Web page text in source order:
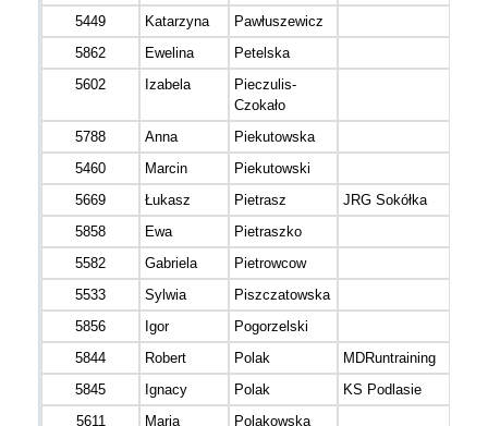
5449
Katarzyna
Pawłuszewicz
5862
Ewelina
Petelska
5602
Izabela
Pieczulis-
Czokało
5788
Anna
Piekutowska
5460
Marcin
Piekutowski
5669
Łukasz Pietrasz
JRG Sokółka
5858
Ewa
Pietraszko
5582
Gabriela
Pietrowcow
5533
Sylwia
Piszczatowska
5856
Igor
Pogorzelski
5844
Robert Polak MDRuntraining
5845
Ignacy Polak
KS Podlasie
5611
Maria Polakowska